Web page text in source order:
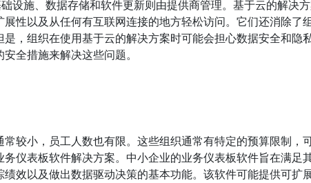
设施、数据存储和软件更新则由提供商管理。基于云的解决
性以及从任何有互联网连接的地方轻松访问。它们还消除了
，组织在使用基于云的解决方案时可能会担心数据安全和隐
全措施来解决这些问题。
较小，员工人数也有限。这些组织通常有特定的预算限制，
仪表板软件解决方案。中小企业的业务仪表板软件旨在满足
效以及做出数据驱动决策的基本功能。该软件可能提供可扩